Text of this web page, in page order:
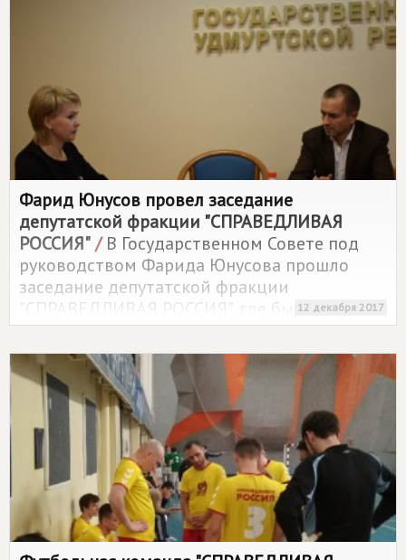
Фарид Юнусов провел заседание
депутатской фракции "СПРАВЕДЛИВАЯ
РОССИЯ"/В Государственном Совете под
руководством Фарида Юнусова прошло
заседание депутатской фракции
"СПРАВЕДЛИВАЯ РОССИЯ", где были
рассмотрены вопросы, включенные в
проект повестки предстоящей сессии
республиканского парламента.
12 декабря 2017